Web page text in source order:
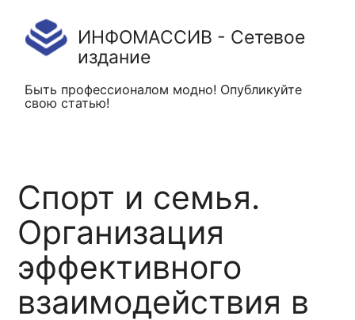
ИНФОМАССИВ - Сетевое
издание
Быть профессионалом модно! Опубликуйте
свою статью!
Спорт и семья.
Организация
эффективного
взаимодействия в